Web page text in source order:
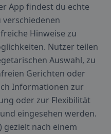
App findest du echte
Hinweise zu
Nutzer teilen
Auswahl, zu
Gerichten oder
Informationen zur
oder zur Flexibilität
eingesehen werden.
gezielt nach einem